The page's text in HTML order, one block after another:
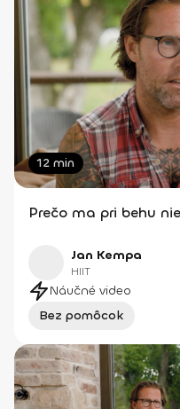
12 min
Prečo ma pri behu
Jan Kempa
HIIT
Náučné video
Bez pomôcok